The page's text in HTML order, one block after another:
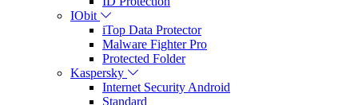
IObit
iTop Data Protector
Malware Fighter Pro
Protected Folder
Kaspersky
Internet Security Android
Standard